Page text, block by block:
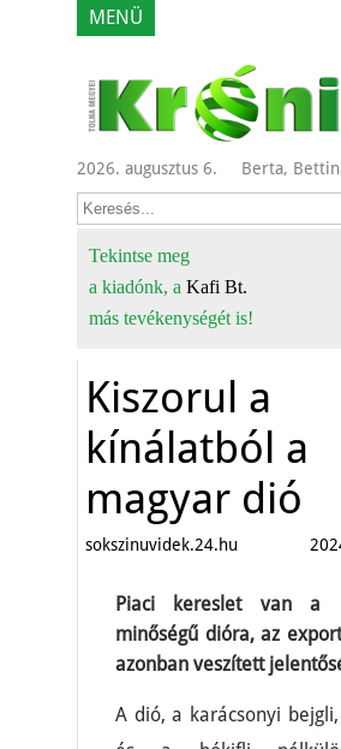
MENÜ
2026. augusztus 6. Berta,
Tekintse meg
a kiadónk, a Kafi Bt.
más tevékenységét is!
Kiszorul a
kínálatból a
magyar dió
sokszinuvidek.24.hu
Piaci kereslet van a
minőségű dióra, az
azonban veszített
A dió, a karácsonyi